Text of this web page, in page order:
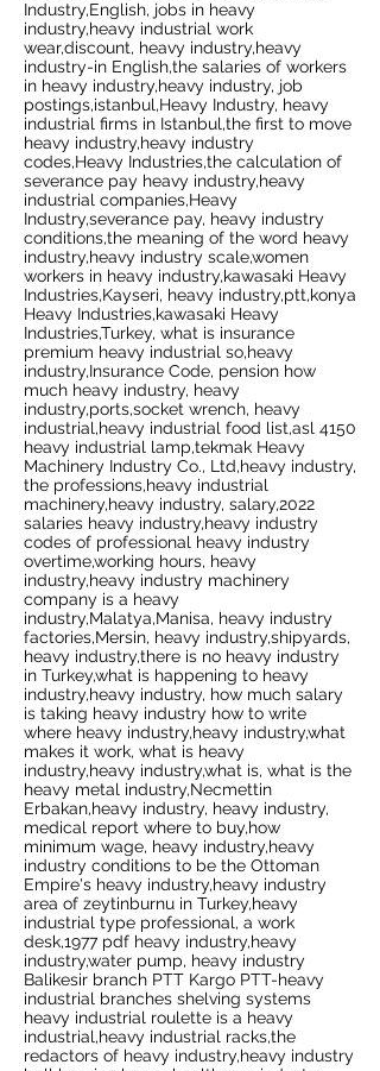
Industry,English, jobs in heavy
industry,heavy industrial work
wear,discount, heavy industry,heavy
industry-in English,the salaries of workers
in heavy industry,heavy industry, job
postings,istanbul,Heavy Industry, heavy
industrial firms in Istanbul,the first to move
heavy industry,heavy industry
codes,Heavy Industries,the calculation of
severance pay heavy industry,heavy
industrial companies,Heavy
Industry,severance pay, heavy industry
conditions,the meaning of the word heavy
industry,heavy industry scale,women
workers in heavy industry,kawasaki Heavy
Industries,Kayseri, heavy industry,ptt,konya
Heavy Industries,kawasaki Heavy
Industries,Turkey, what is insurance
premium heavy industrial so,heavy
industry,Insurance Code, pension how
much heavy industry, heavy
industry,ports,socket wrench, heavy
industrial,heavy industrial food list,asl 4150
heavy industrial lamp,tekmak Heavy
Machinery Industry Co., Ltd,heavy industry,
the professions,heavy industrial
machinery,heavy industry, salary,2022
salaries heavy industry,heavy industry
codes of professional heavy industry
overtime,working hours, heavy
industry,heavy industry machinery
company is a heavy
industry,Malatya,Manisa, heavy industry
factories,Mersin, heavy industry,shipyards,
heavy industry,there is no heavy industry
in Turkey,what is happening to heavy
industry,heavy industry, how much salary
is taking heavy industry how to write
where heavy industry,heavy industry,what
makes it work, what is heavy
industry,heavy industry,what is, what is the
heavy metal industry,Necmettin
Erbakan,heavy industry, heavy industry,
medical report where to buy,how
minimum wage, heavy industry,heavy
industry conditions to be the Ottoman
Empire's heavy industry,heavy industry
area of zeytinburnu in Turkey,heavy
industrial type professional, a work
desk,1977 pdf heavy industry,heavy
industry,water pump, heavy industry
Balikesir branch PTT Kargo PTT-heavy
industrial branches shelving systems
heavy industrial roulette is a heavy
industrial,heavy industrial racks,the
redactors of heavy industry,heavy industry